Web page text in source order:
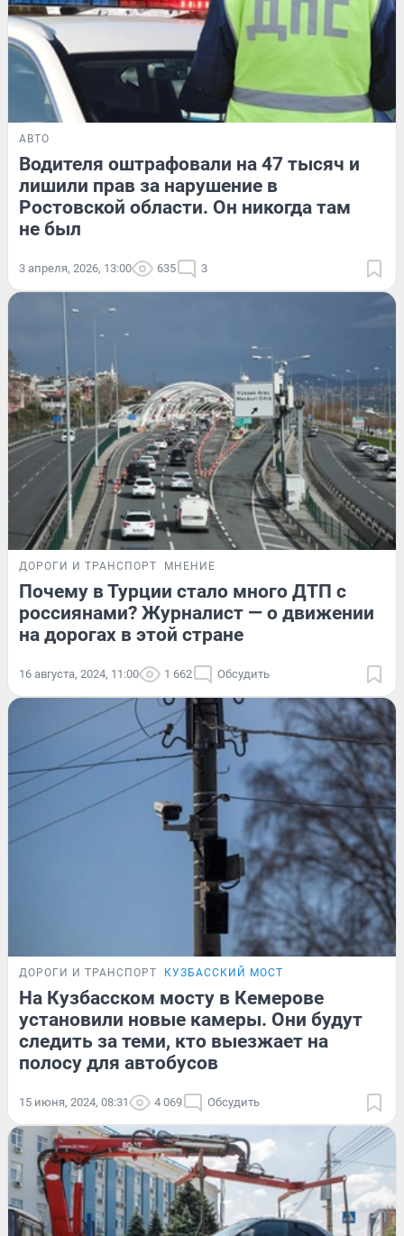
АВТО
Водителя оштрафовали на 47 тысяч и
лишили прав за нарушение в
Ростовской области. Он никогда там
не был
3 апреля, 2026, 13:00 635 3
ДОРОГИ И ТРАНСПОРТ МНЕНИЕ
Почему в Турции стало много ДТП с
россиянами? Журналист — о движении
на дорогах в этой стране
16 августа, 2024, 11:00 1 662 Обсудить
ДОРОГИ И ТРАНСПОРТ КУЗБАССКИЙ МОСТ
На Кузбасском мосту в Кемерове
установили новые камеры. Они будут
следить за теми, кто выезжает на
полосу для автобусов
15 июня, 2024, 08:31 4 069 Обсудить